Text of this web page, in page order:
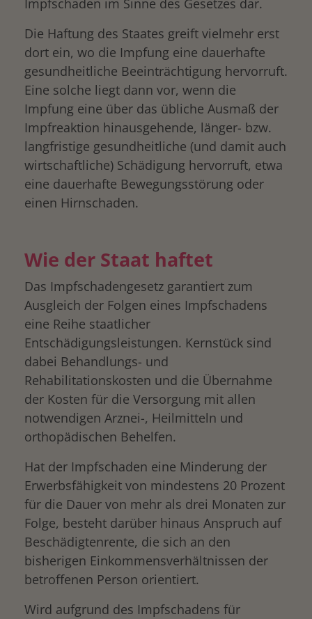
Impfschaden im Sinne des Gesetzes dar.
Die Haftung des Staates greift vielmehr erst
dort ein, wo die Impfung eine dauerhafte
gesundheitliche Beeinträchtigung hervorruft.
Eine solche liegt dann vor, wenn die
Impfung eine über das übliche Ausmaß der
Impfreaktion hinausgehende, länger- bzw.
langfristige gesundheitliche (und damit auch
wirtschaftliche) Schädigung hervorruft, etwa
eine dauerhafte Bewegungsstörung oder
einen Hirnschaden.
Wie der Staat haftet
Das Impfschadengesetz garantiert zum
Ausgleich der Folgen eines Impfschadens
eine Reihe staatlicher
Entschädigungsleistungen. Kernstück sind
dabei Behandlungs- und
Rehabilitationskosten und die Übernahme
der Kosten für die Versorgung mit allen
notwendigen Arznei-, Heilmitteln und
orthopädischen Behelfen.
Hat der Impfschaden eine Minderung der
Erwerbsfähigkeit von mindestens 20 Prozent
für die Dauer von mehr als drei Monaten zur
Folge, besteht darüber hinaus Anspruch auf
Beschädigtenrente, die sich an den
bisherigen Einkommensverhältnissen der
betroffenen Person orientiert.
Wird aufgrund des Impfschadens für
drucken